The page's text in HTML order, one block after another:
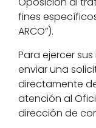
fines
ARCO”).
Para ejercer
enviar una
directamente
atención al
dirección de